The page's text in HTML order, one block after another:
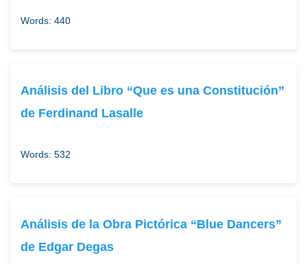
Words: 440
Análisis del Libro “Que es una Constitución”
de Ferdinand Lasalle
Words: 532
Análisis de la Obra Pictórica “Blue Dancers”
de Edgar Degas